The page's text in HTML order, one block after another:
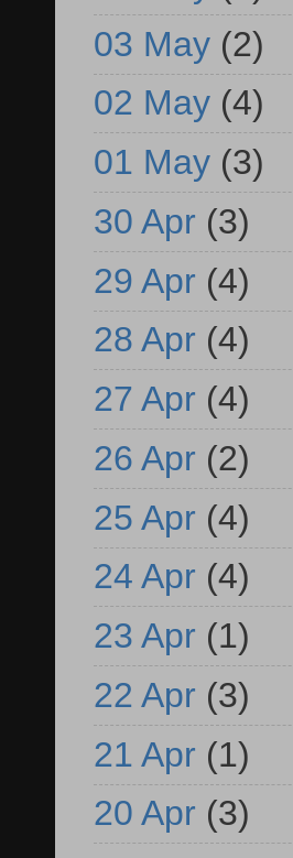
03 May (2)
02 May (4)
01 May (3)
30 Apr (3)
29 Apr (4)
28 Apr (4)
27 Apr (4)
26 Apr (2)
25 Apr (4)
24 Apr (4)
23 Apr (1)
22 Apr (3)
21 Apr (1)
20 Apr (3)